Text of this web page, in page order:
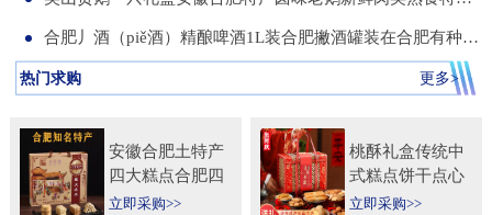
合肥丿酒（piě酒）精酿啤酒1L装合肥撇酒罐装在合肥有种局叫丿酒
热门求购 更多>
安徽合肥土特产
四大糕点合肥四
大名点礼盒零食
立即采购>>
桃酥礼盒传统中
式糕点饼干点心
特产食品伴手礼
立即采购>>